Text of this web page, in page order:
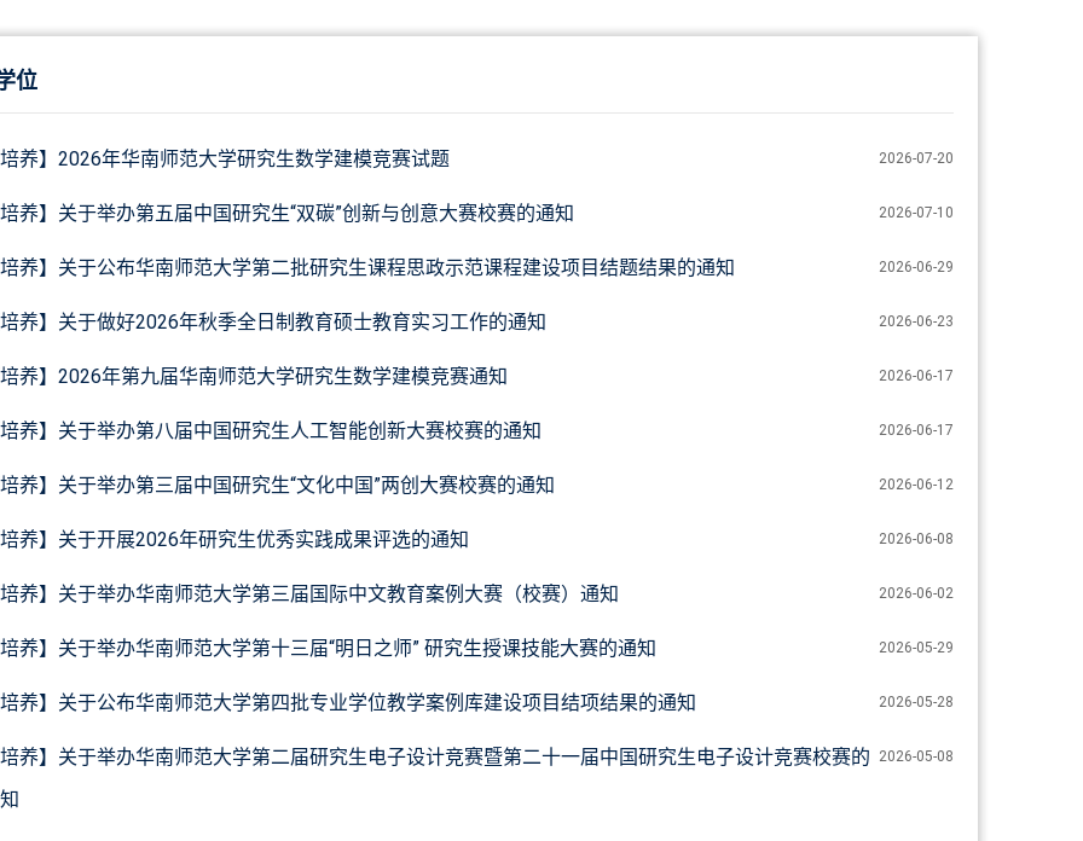
位
2026-07-20
培养】2026年华南师范大学研究生数学建模竞赛试题
2026-07-10
培养】关于举办第五届中国研究生“双碳”创新与创意大赛校赛的通知
2026-06-29
培养】关于公布华南师范大学第二批研究生课程思政示范课程建设项目结题结果的通知
2026-06-23
培养】关于做好2026年秋季全日制教育硕士教育实习工作的通知
2026-06-17
培养】2026年第九届华南师范大学研究生数学建模竞赛通知
2026-06-17
培养】关于举办第八届中国研究生人工智能创新大赛校赛的通知
2026-06-12
培养】关于举办第三届中国研究生“文化中国”两创大赛校赛的通知
2026-06-08
培养】关于开展2026年研究生优秀实践成果评选的通知
2026-06-02
培养】关于举办华南师范大学第三届国际中文教育案例大赛（校赛）通知
2026-05-29
培养】关于举办华南师范大学第十三届“明日之师” 研究生授课技能大赛的通知
2026-05-28
培养】关于公布华南师范大学第四批专业学位教学案例库建设项目结项结果的通知
2026-05-08
培养】关于举办华南师范大学第二届研究生电子设计竞赛暨第二十一届中国研究生电子设计竞赛校赛的